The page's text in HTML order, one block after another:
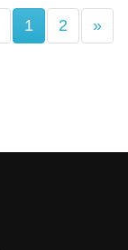
1 (current)
2 »